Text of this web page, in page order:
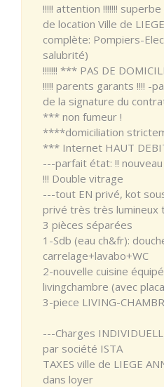
!!!!! attention !!!!!!!
de location Ville de
complète: Pompiers-
salubrité)
!!!!!!! *** PAS DE
!!!!! parents garants !!!! -
de la signature du
*** non fumeur !
****domiciliation
*** Internet HAUT
---parfait état: !!
!!! Double vitrage
---tout EN privé, kot
privé très très lumineux
3 pièces séparées
1-Sdb (eau ch&fr):
carrelage+lavabo+WC
2-nouvelle cuisine
livingchambre (avec
3-piece LIVING-
---Charges
par société ISTA
TAXES ville de LIEGE
dans loyer